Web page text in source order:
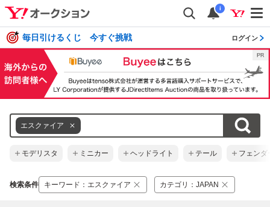
i
毎日引けるくじ 今すぐ挑戦 ログイン
エスクァイア
モデリスタ ミニカー ヘッドライト テール フェンダ
検索条件 キーワード ： エスクァイア カテゴリ ： JAPAN